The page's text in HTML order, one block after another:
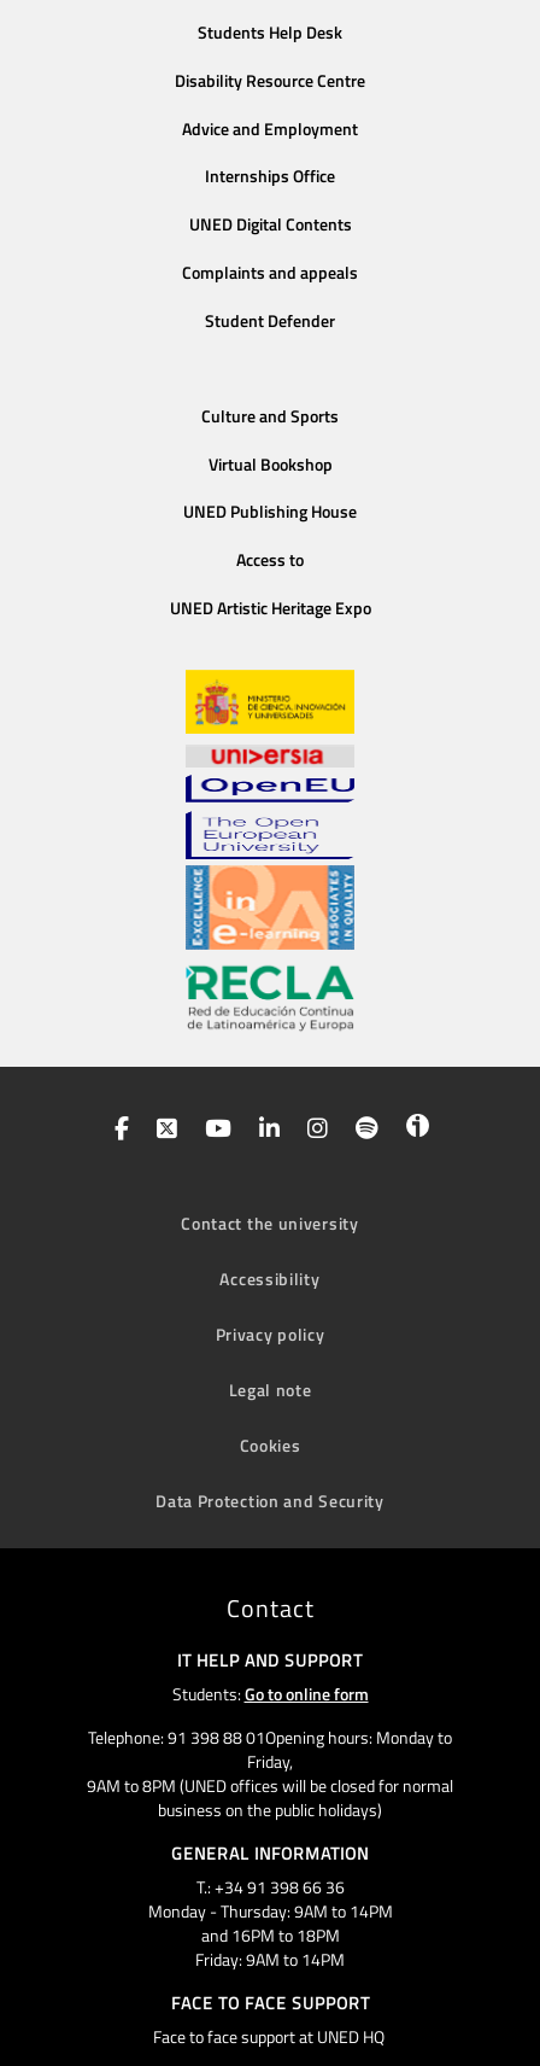
Students Help Desk
Disability Resource Centre
Advice and Employment
Internships Office
UNED Digital Contents
Complaints and appeals
Student Defender
Culture and Sports
Virtual Bookshop
UNED Publishing House
Access to
UNED Artistic Heritage Expo
Contact the university
Accessibility
Privacy policy
Legal note
Cookies
Data Protection and Security
Contact
IT HELP AND SUPPORT
Students:Go to online form
Telephone: 91 398 88 01Opening hours: Monday to
Friday,
9AM to 8PM (UNED offices will be closed for normal
business on the public holidays)
GENERAL INFORMATION
T.: +34 91 398 66 36
Monday - Thursday: 9AM to 14PM
and 16PM to 18PM
Friday: 9AM to 14PM
FACE TO FACE SUPPORT
Face to face support at UNED HQ